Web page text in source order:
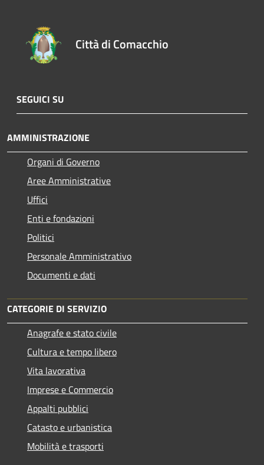
Città di Comacchio
SEGUICI SU
AMMINISTRAZIONE
Organi di Governo
Aree Amministrative
Uffici
Enti e fondazioni
Politici
Personale Amministrativo
Documenti e dati
CATEGORIE DI SERVIZIO
Anagrafe e stato civile
Cultura e tempo libero
Vita lavorativa
Imprese e Commercio
Appalti pubblici
Catasto e urbanistica
Mobilità e trasporti